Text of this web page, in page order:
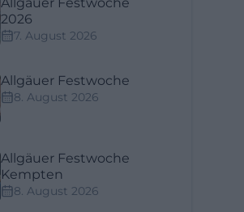
2026
7. August 2026
Allgäuer Festwoche
8. August 2026
Allgäuer Festwoche
Kempten
8. August 2026